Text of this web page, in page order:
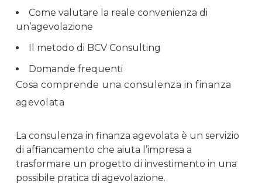
Come valutare la reale convenienza di
un’agevolazione
Il metodo di BCV Consulting
Domande frequenti
Cosa comprende una consulenza in finanza
agevolata
La consulenza in finanza agevolata è un servizio
di affiancamento che aiuta l’impresa a
trasformare un progetto di investimento in una
possibile pratica di agevolazione.